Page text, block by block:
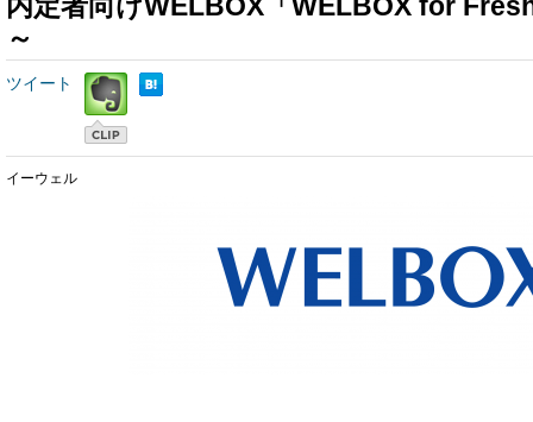
内定者向けWELBOX「WELBOX for
～
ツイート
イーウェル